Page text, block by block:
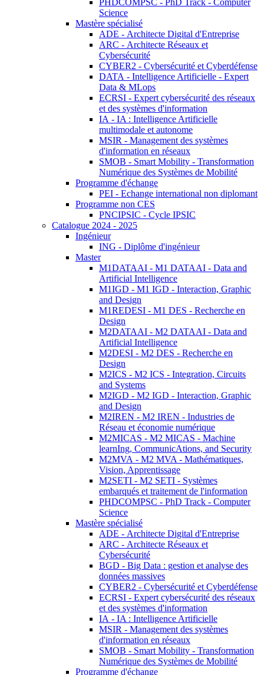
PHDCOMPSC - PhD Track - Computer
Science
Mastère spécialisé
ADE - Architecte Digital d'Entreprise
ARC - Architecte Réseaux et
Cybersécurité
CYBER2 - Cybersécurité et Cyberdéfense
DATA - Intelligence Artificielle - Expert
Data & MLops
ECRSI - Expert cybersécurité des réseaux
et des systèmes d'information
IA - IA : Intelligence Artificielle
multimodale et autonome
MSIR - Management des systèmes
d'information en réseaux
SMOB - Smart Mobility - Transformation
Numérique des Systèmes de Mobilité
Programme d'échange
PEI - Echange international non diplomant
Programme non CES
PNCIPSIC - Cycle IPSIC
Catalogue 2024 - 2025
Ingénieur
ING - Diplôme d'ingénieur
Master
M1DATAAI - M1 DATAAI - Data and
Artificial Intelligence
M1IGD - M1 IGD - Interaction, Graphic
and Design
M1REDESI - M1 DES - Recherche en
Design
M2DATAAI - M2 DATAAI - Data and
Artificial Intelligence
M2DESI - M2 DES - Recherche en
Design
M2ICS - M2 ICS - Integration, Circuits
and Systems
M2IGD - M2 IGD - Interaction, Graphic
and Design
M2IREN - M2 IREN - Industries de
Réseau et économie numérique
M2MICAS - M2 MICAS - Machine
learnIng, CommunicAtions, and Security
M2MVA - M2 MVA - Mathématiques,
Vision, Apprentissage
M2SETI - M2 SETI - Systèmes
embarqués et traitement de l'information
PHDCOMPSC - PhD Track - Computer
Science
Mastère spécialisé
ADE - Architecte Digital d'Entreprise
ARC - Architecte Réseaux et
Cybersécurité
BGD - Big Data : gestion et analyse des
données massives
CYBER2 - Cybersécurité et Cyberdéfense
ECRSI - Expert cybersécurité des réseaux
et des systèmes d'information
IA - IA : Intelligence Artificielle
MSIR - Management des systèmes
d'information en réseaux
SMOB - Smart Mobility - Transformation
Numérique des Systèmes de Mobilité
Programme d'échange